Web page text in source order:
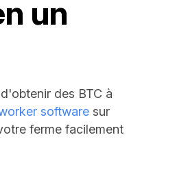
un
des BTC à
software sur
ferme facilement